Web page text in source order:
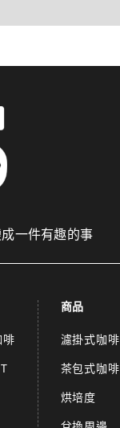
一件有趣的事
啡
商品
濾掛式咖啡
茶包式咖啡
烘培度